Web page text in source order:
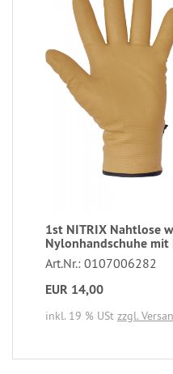
1st NITRIX Nahtlose
Nylonhandschuhe
Art.Nr.: 0107006282
EUR 14,00
inkl. 19 % USt zzgl.